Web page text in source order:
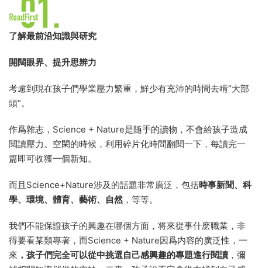
了解最前沿知識與研究
開闊眼界、提升思辨力
考慮到現在孩子們學業壓力繁重，鮮少有充沛的時間去啃“大部
頭”。
作爲雜志，Science + Nature是随手的讀物，不會給孩子造成
閱讀壓力。空閑的時候，利用碎片化時間翻閱一下，每讀完一
篇即可收獲一個新知。
而且Science+Nature涉及的話題非常廣泛，包括時事新聞、科
學、環境、體育、藝術、自然 ，等等。
我們不能保證孩子的興趣在哪個方面，将來從事什麽職業，非
得要看某類專著，而Science + Nature因爲内容的廣泛性，一
來 ，孩子們完全可以從中挑選自己感興趣的專題進行閱讀 ，彌